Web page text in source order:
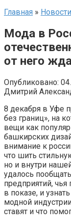
Главная » Новости
Мода в
от него
Опубликовано:
Дмитрий
8 декабря в Уфе
без границ», на
вещи как
башкирских
внимание к
что шить
но и внутри
удалось
предприятий,
в показе, и
модной
ставят и что